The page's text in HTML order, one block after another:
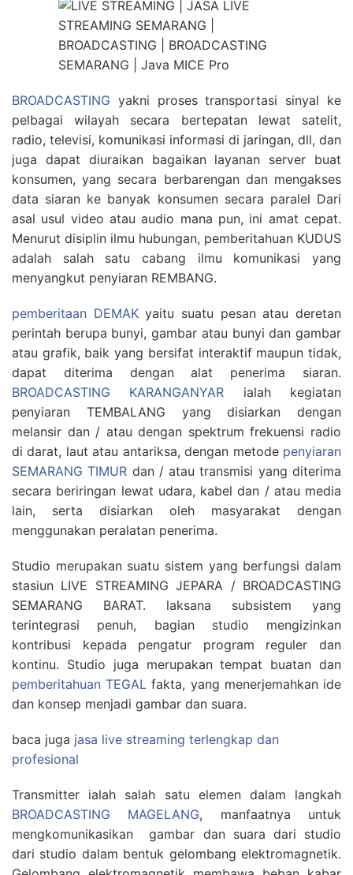
BROADCASTING yakni proses transportasi sinyal ke
pelbagai wilayah secara bertepatan lewat satelit,
radio, televisi, komunikasi informasi di jaringan, dll, dan
juga dapat diuraikan bagaikan layanan server buat
konsumen, yang secara berbarengan dan mengakses
data siaran ke banyak konsumen secara paralel Dari
asal usul video atau audio mana pun, ini amat cepat.
Menurut disiplin ilmu hubungan, pemberitahuan KUDUS
adalah salah satu cabang ilmu komunikasi yang
menyangkut penyiaran REMBANG.
pemberitaan DEMAKyaitu suatu pesan atau deretan
perintah berupa bunyi, gambar atau bunyi dan gambar
atau grafik, baik yang bersifat interaktif maupun tidak,
dapat diterima dengan alat penerima siaran.
BROADCASTING KARANGANYAR ialah kegiatan
penyiaran TEMBALANG yang disiarkan dengan
melansir dan / atau dengan spektrum frekuensi radio
di darat, laut atau antariksa, dengan metode penyiaran
SEMARANG TIMUR dan / atau transmisi yang diterima
secara beriringan lewat udara, kabel dan / atau media
lain, serta disiarkan oleh masyarakat dengan
menggunakan peralatan penerima.
Studio merupakan suatu sistem yang berfungsi dalam
stasiun LIVE STREAMING JEPARA / BROADCASTING
SEMARANG BARAT. laksana subsistem yang
terintegrasi penuh, bagian studio mengizinkan
kontribusi kepada pengatur program reguler dan
kontinu. Studio juga merupakan tempat buatan dan
pemberitahuan TEGAL fakta, yang menerjemahkan ide
dan konsep menjadi gambar dan suara.
baca juga jasa live streaming terlengkap dan
profesional
Transmitter ialah salah satu elemen dalam langkah
BROADCASTING MAGELANG, manfaatnya untuk
mengkomunikasikan gambar dan suara dari studio
dari studio dalam bentuk gelombang elektromagnetik.